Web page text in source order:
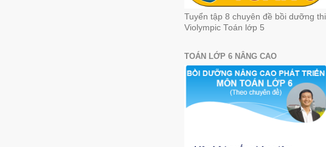
Tuyển tập 8 chuyên đề bồi dưỡng thi
Violympic Toán lớp 5
TOÁN LỚP 6 NÂNG CAO